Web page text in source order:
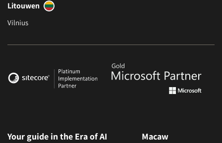
Litouwen
Vilnius
Your guide in the Era of AI Macaw